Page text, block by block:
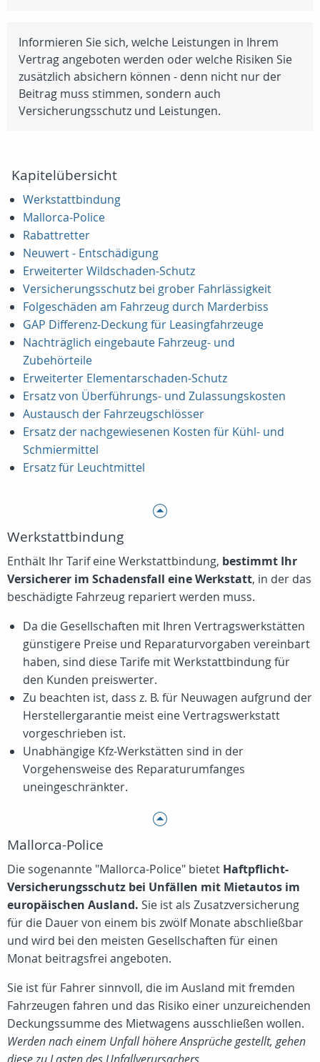
Informieren Sie sich, welche Leistungen in Ihrem
Vertrag angeboten werden oder welche Risiken Sie
zusätzlich absichern können - denn nicht nur der
Beitrag muss stimmen, sondern auch
Versicherungsschutz und Leistungen.
Kapitelübersicht
Werkstattbindung
Mallorca-Police
Rabattretter
Neuwert - Entschädigung
Erweiterter Wildschaden-Schutz
Versicherungsschutz bei grober Fahrlässigkeit
Folgeschäden am Fahrzeug durch Marderbiss
GAP Differenz-Deckung für Leasingfahrzeuge
Nachträglich eingebaute Fahrzeug- und
Zubehörteile
Erweiterter Elementarschaden-Schutz
Ersatz von Überführungs- und Zulassungskosten
Austausch der Fahrzeugschlösser
Ersatz der nachgewiesenen Kosten für Kühl- und
Schmiermittel
Ersatz für Leuchtmittel
Werkstattbindung
Enthält Ihr Tarif eine Werkstattbindung, bestimmt Ihr
Versicherer im Schadensfall eine Werkstatt, in der das
beschädigte Fahrzeug repariert werden muss.
Da die Gesellschaften mit Ihren Vertragswerkstätten
günstigere Preise und Reparaturvorgaben vereinbart
haben, sind diese Tarife mit Werkstattbindung für
den Kunden preiswerter.
Zu beachten ist, dass z. B. für Neuwagen aufgrund der
Herstellergarantie meist eine Vertragswerkstatt
vorgeschrieben ist.
Unabhängige Kfz-Werkstätten sind in der
Vorgehensweise des Reparaturumfanges
uneingeschränkter.
Mallorca-Police
Die sogenannte "Mallorca-Police" bietet Haftpflicht-
Versicherungsschutz bei Unfällen mit Mietautos im
europäischen Ausland. Sie ist als Zusatzversicherung
für die Dauer von einem bis zwölf Monate abschließbar
und wird bei den meisten Gesellschaften für einen
Monat beitragsfrei angeboten.
Sie ist für Fahrer sinnvoll, die im Ausland mit fremden
Fahrzeugen fahren und das Risiko einer unzureichenden
Deckungssumme des Mietwagens ausschließen wollen.
Werden nach einem Unfall höhere Ansprüche gestellt, gehen